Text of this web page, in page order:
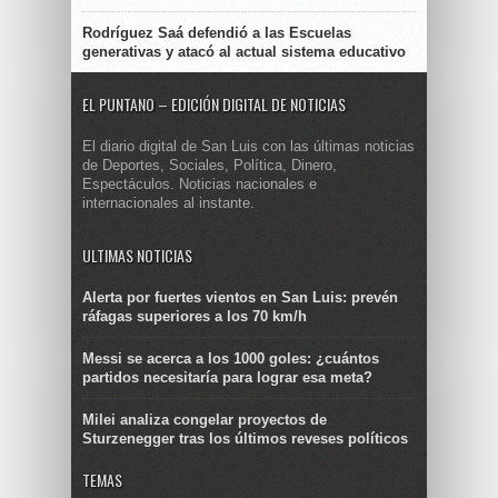
Rodríguez Saá defendió a las Escuelas
generativas y atacó al actual sistema educativo
EL PUNTANO – EDICIÓN DIGITAL DE NOTICIAS
El diario digital de San Luis con las últimas noticias
de Deportes, Sociales, Política, Dinero,
Espectáculos. Noticias nacionales e
internacionales al instante.
ULTIMAS NOTICIAS
Alerta por fuertes vientos en San Luis: prevén
ráfagas superiores a los 70 km/h
Messi se acerca a los 1000 goles: ¿cuántos
partidos necesitaría para lograr esa meta?
Milei analiza congelar proyectos de
Sturzenegger tras los últimos reveses políticos
TEMAS